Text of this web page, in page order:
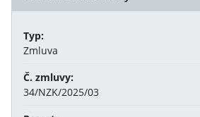
Typ:
Zmluva
Č. zmluvy:
34/NZK/2025/03